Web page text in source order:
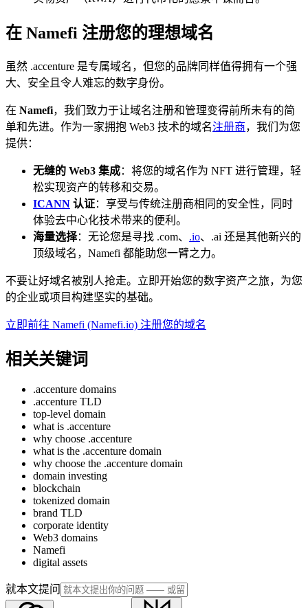
在 Namefi 注册您的理想域名
虽然 .accenture 是专属域名，但您的品牌同样值得拥有一个强
大、安全且令人难忘的数字身份。
在 Namefi，我们致力于让域名注册和管理变得前所未有的简
单和先进。作为一家拥抱 Web3 技术的域名注册商，我们为您
提供：
无缝的 Web3 集成：将您的域名作为 NFT 进行管理，轻
松实现资产的转移和交易。
ICANN 认证：享受与传统注册商相同的安全性，同时
体验去中心化技术带来的便利。
海量选择：无论您是寻找 .com、 .io、.ai 还是其他新兴的
顶级域名，Namefi 都能助您一臂之力。
不要让好域名被别人抢走。立即开始您的数字资产之旅，为您
的企业或项目构建坚实的基础。
立即前往 Namefi (Namefi.io) 注册您的域名
相关关键词
.accenture domains
.accenture TLD
top-level domain
what is .accenture
why choose .accenture
what is the .accenture domain
why choose the .accenture domain
domain investing
blockchain
tokenized domain
brand TLD
corporate identity
Web3 domains
Namefi
digital assets
就本文提问